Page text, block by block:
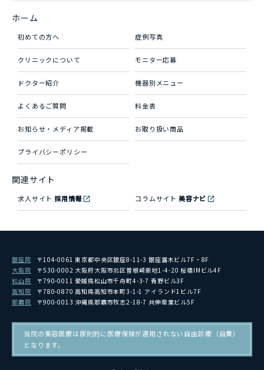
ホーム
初めての方へ 症例写真
クリニックについて モニター応募
ドクター紹介 機器別メニュー
よくあるご質問 料金表
お知らせ・メディア掲載 お取り扱い商品
プライバシーポリシー
関連サイト
求人サイト採用情報 コラムサイト 美容ナビ
銀座院
〒104-0061 東京都中央区銀座8-11-3 銀座露木ビル7F・8F
大阪院
〒530-0002 大阪府大阪市北区曽根崎新地1-4-20 桜橋IMビル4F
松山院
〒790-0011 愛媛県松山市千舟町4-3-7 青野ビル3F
高知院
〒780-0870 高知県高知市本町3-1-1 アイランド1ビル7F
那覇院
〒900-0013 沖縄県那覇市牧志2-18-7 共伸産業ビル5F
当院の美容医療は原則的に医療保険が適用されない自由診療（自費）
となります。